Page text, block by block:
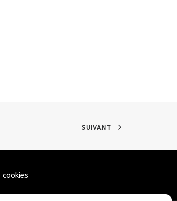
SUIVANT